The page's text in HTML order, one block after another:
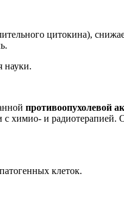
цитокина),
науки.
противоопухолевой
химио- и радиотерапией.
клеток.